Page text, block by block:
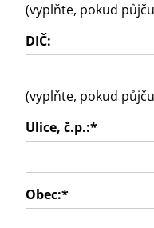
(vyplňte, pokud
DIČ:
(vyplňte, pokud
Ulice, č.p.:*
Obec:*